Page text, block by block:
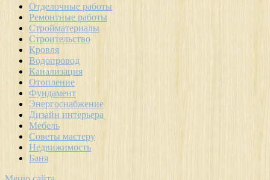
Отделочные работы
Ремонтные работы
Стройматериалы
Строительство
Кровля
Водопровод
Канализация
Отопление
Фундамент
Энергоснабжение
Дизайн интерьера
Мебель
Советы мастеру
Недвижимость
Баня